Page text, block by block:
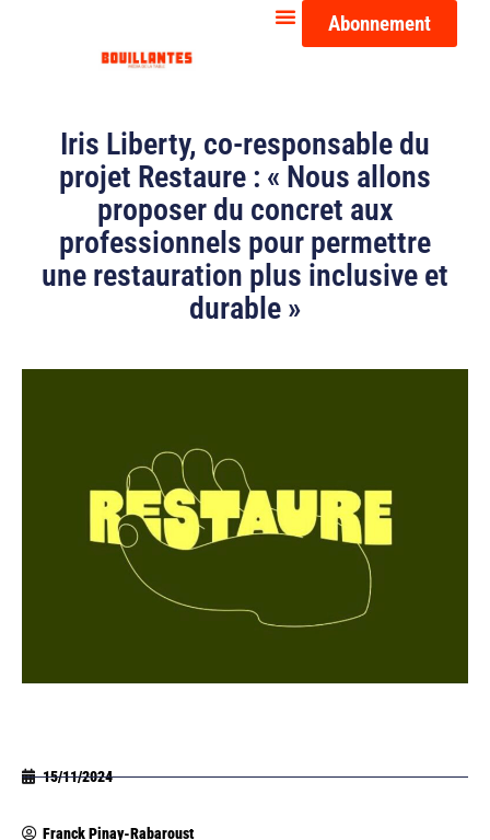
Abonnement
Iris Liberty, co-responsable du
projet Restaure : « Nous allons
proposer du concret aux
professionnels pour permettre
une restauration plus inclusive et
durable »
15/11/2024
Franck Pinay-Rabaroust